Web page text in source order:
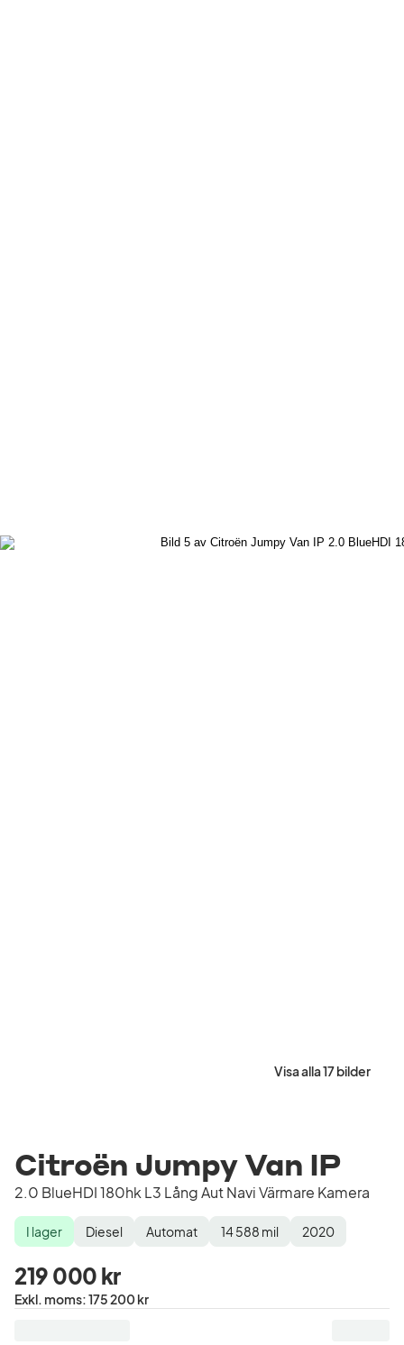
Visa alla 17 bilder
Citroën Jumpy Van IP
2.0 BlueHDI 180hk L3 Lång Aut Navi Värmare Kamera
Lagerstatus
I lager
Drivmedel Diesel
Växellåda Automat
Mätarställning 14 588 mil
Modellår 2020
219 000 kr
Exkl. moms:Pris
175 200 kr